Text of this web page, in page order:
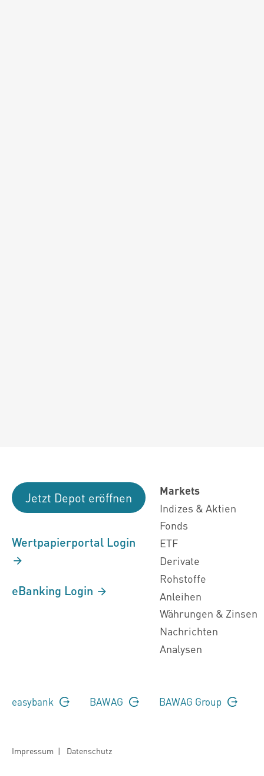
Jetzt Depot eröffnen
Wertpapierportal Login
eBanking Login
Markets
Indizes & Aktien
Fonds
ETF
Derivate
Rohstoffe
Anleihen
Währungen & Zinsen
Nachrichten
Analysen
easybank BAWAG BAWAG Group
Impressum | Datenschutz